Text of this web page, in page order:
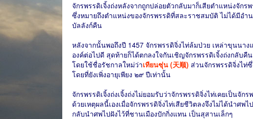
จักรพรรดิเจิ้งถ่งหลังจากถูกปล่อยตัวกลับมาก็เสียตำแหน่งจักร
ซึ่งหมายถึงตำแหน่งของจักรพรรดิที่สละราชสมบัติ ไม่ได้มีอำ
บัลลังก์คืน
หลังจากนั้นพอถึงปี 1457 จักรพรรดิจิ่งไท่ล้มป่วย เหล่าขุนนา
องค์ต่อไปดี สุดท้ายก็ได้ตกลงใจกันเชิญจักรพรรดิเจิ้งถ่งกลับคื
โดยใช้ชื่อรัชกาลใหม่ว่าเทียนซุ่น (天顺) ส่วนจักรพรรดิจิ่งไท่
โดยที่ยังเพิ่งอายุเพียง ๒๙ ปีเท่านั้น
จักรพรรดิเจิ้งถ่งเจิ้งถ่งไม่ยอมรับว่าจักรพรรดิจิ่งไท่เคยเป็น
ด้วยเหตุผลนี้เองเมื่อจักรพรรดิจิ่งไท่เสียชีวิตลงจึงไม่ได้นำศ
กลับนำศพไปฝังไว้ที่ชานเมืองปักกิ่งแทน เป็นสุสานเล็กๆ